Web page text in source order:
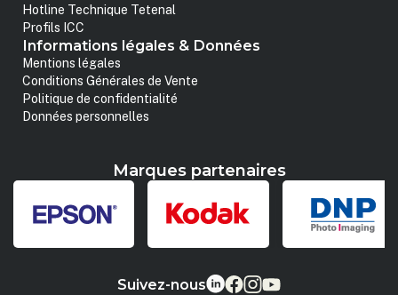
Hotline Technique Tetenal
Profils ICC
Informations légales & Données
Mentions légales
Conditions Générales de Vente
Politique de confidentialité
Données personnelles
Marques partenaires
Suivez-nous